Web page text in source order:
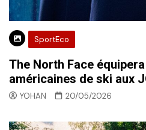
SportEco
The North Face
américaines de ski aux
YOHAN 20/05/2026